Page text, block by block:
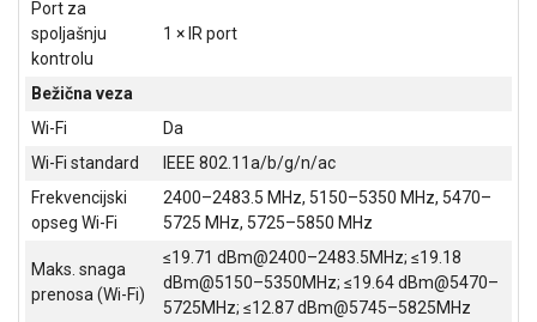
Port za
spoljašnju
kontrolu
1 × IR port
Bežična veza
Wi-Fi
Da
Wi-Fi standard
IEEE 802.11a/b/g/n/ac
Frekvencijski
opseg Wi-Fi
2400–2483.5 MHz, 5150–5350 MHz, 5470–
5725 MHz, 5725–5850 MHz
Maks. snaga
prenosa (Wi-Fi)
≤19.71 dBm@2400–2483.5MHz; ≤19.18
dBm@5150–5350MHz; ≤19.64 dBm@5470–
5725MHz; ≤12.87 dBm@5745–5825MHz